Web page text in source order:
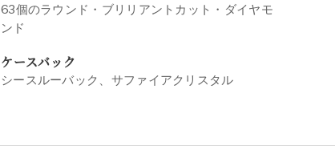
63個のラウンド・ブリリアントカット・ダイヤモ
ンド
ケースバック
シースルーバック、サファイアクリスタル